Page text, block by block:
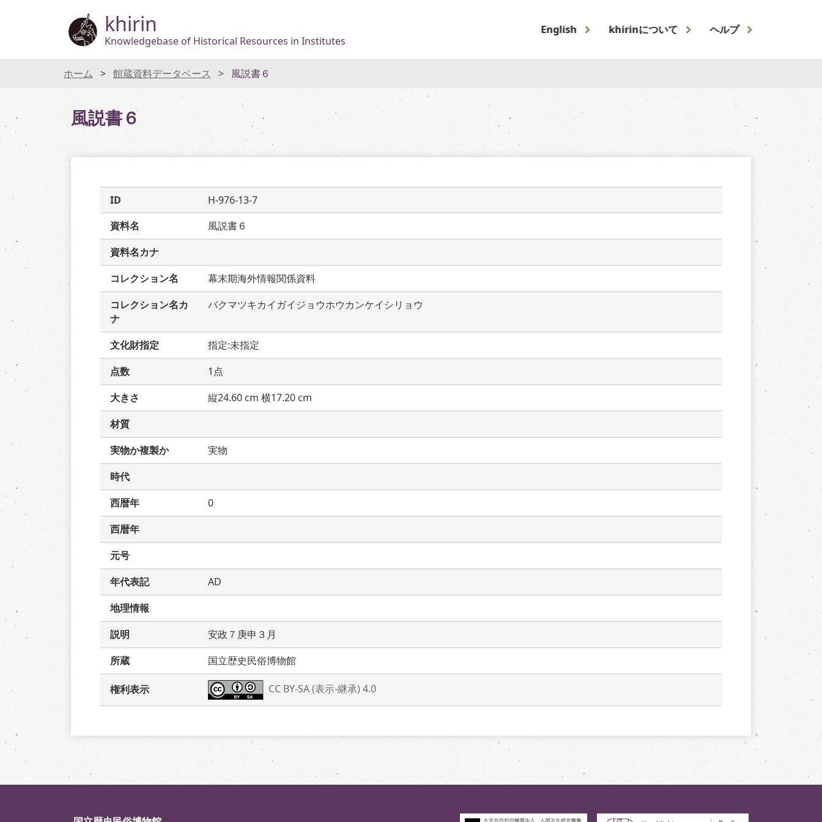
khirin
Knowledgebase of Historical Resources in Institutes
English khirinについて ヘルプ
ホーム 館蔵資料データベース 風説書６
風説書６
ID
H-976-13-7
資料名
風説書６
資料名カナ
コレクション名
幕末期海外情報関係資料
コレクション名カ
ナ
バクマツキカイガイジョウホウカンケイシリョウ
文化財指定
指定:未指定
点数
1点
大きさ
縦24.60 cm 横17.20 cm
材質
実物か複製か
実物
時代
西暦年
0
西暦年
元号
年代表記
AD
地理情報
説明
安政７庚申３月
所蔵
国立歴史民俗博物館
権利表示 CC BY-SA (表示-継承) 4.0